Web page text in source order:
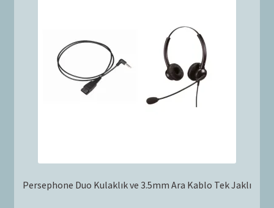
Persephone Duo Kulaklık ve 3.5mm Ara Kablo Tek Jaklı